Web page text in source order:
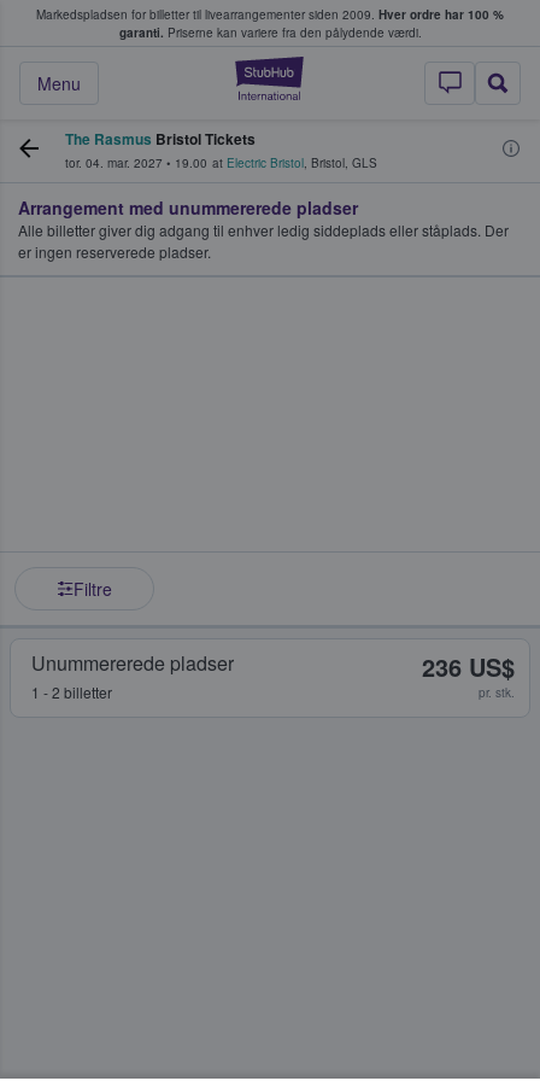
Markedspladsen for billetter til livearrangementer siden 2009. Hver ordre har 100 %
garanti. Priserne kan variere fra den pålydende værdi.
StubHub - Hvor
Menu
køber og sælger billetter
The Rasmus Bristol Tickets
tor. 04. mar. 2027 • 19.00 at Electric Bristol, Bristol, GLS
Arrangement med unummererede pladser
Alle billetter giver dig adgang til enhver ledig siddeplads eller ståplads. Der
er ingen reserverede pladser.
Filtre
Unummererede pladser
1 - 2 billetter
236 US$
pr. stk.